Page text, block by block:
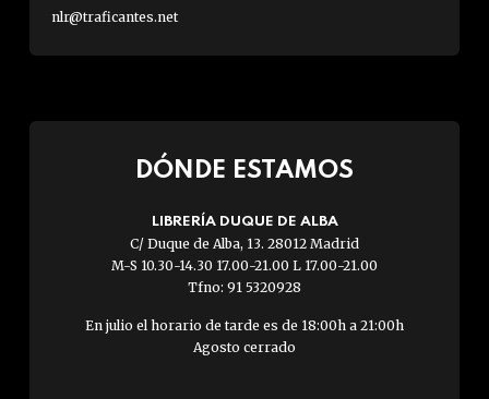
nlr@traficantes.net
DÓNDE ESTAMOS
LIBRERÍA DUQUE DE ALBA
C/ Duque de Alba, 13. 28012 Madrid
M-S 10.30-14.30 17.00-21.00 L 17.00-21.00
Tfno: 91 5320928
En julio el horario de tarde es de 18:00h a 21:00h
Agosto cerrado